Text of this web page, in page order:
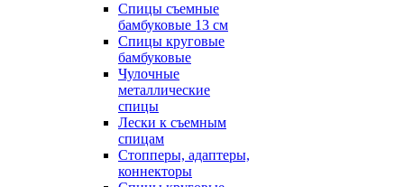
Спицы съемные
бамбуковые 13 см
Спицы круговые
бамбуковые
Чулочные
металлические
спицы
Лески к съемным
спицам
Стопперы, адаптеры,
коннекторы